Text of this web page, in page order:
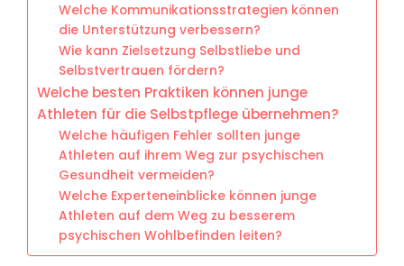
Welche Kommunikationsstrategien können
die Unterstützung verbessern?
Wie kann Zielsetzung Selbstliebe und
Selbstvertrauen fördern?
Welche besten Praktiken können junge
Athleten für die Selbstpflege übernehmen?
Welche häufigen Fehler sollten junge
Athleten auf ihrem Weg zur psychischen
Gesundheit vermeiden?
Welche Experteneinblicke können junge
Athleten auf dem Weg zu besserem
psychischen Wohlbefinden leiten?